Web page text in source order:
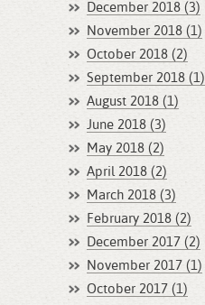
December 2018 (3)
November 2018 (1)
October 2018 (2)
September 2018 (1)
August 2018 (1)
June 2018 (3)
May 2018 (2)
April 2018 (2)
March 2018 (3)
February 2018 (2)
December 2017 (2)
November 2017 (1)
October 2017 (1)